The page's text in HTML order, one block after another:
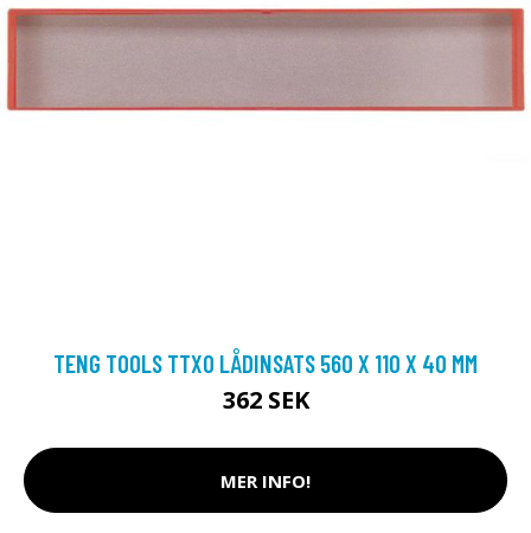
TENG TOOLS TTX0 LÅDINSATS 560 X 110 X 40 MM
362 SEK
MER INFO!